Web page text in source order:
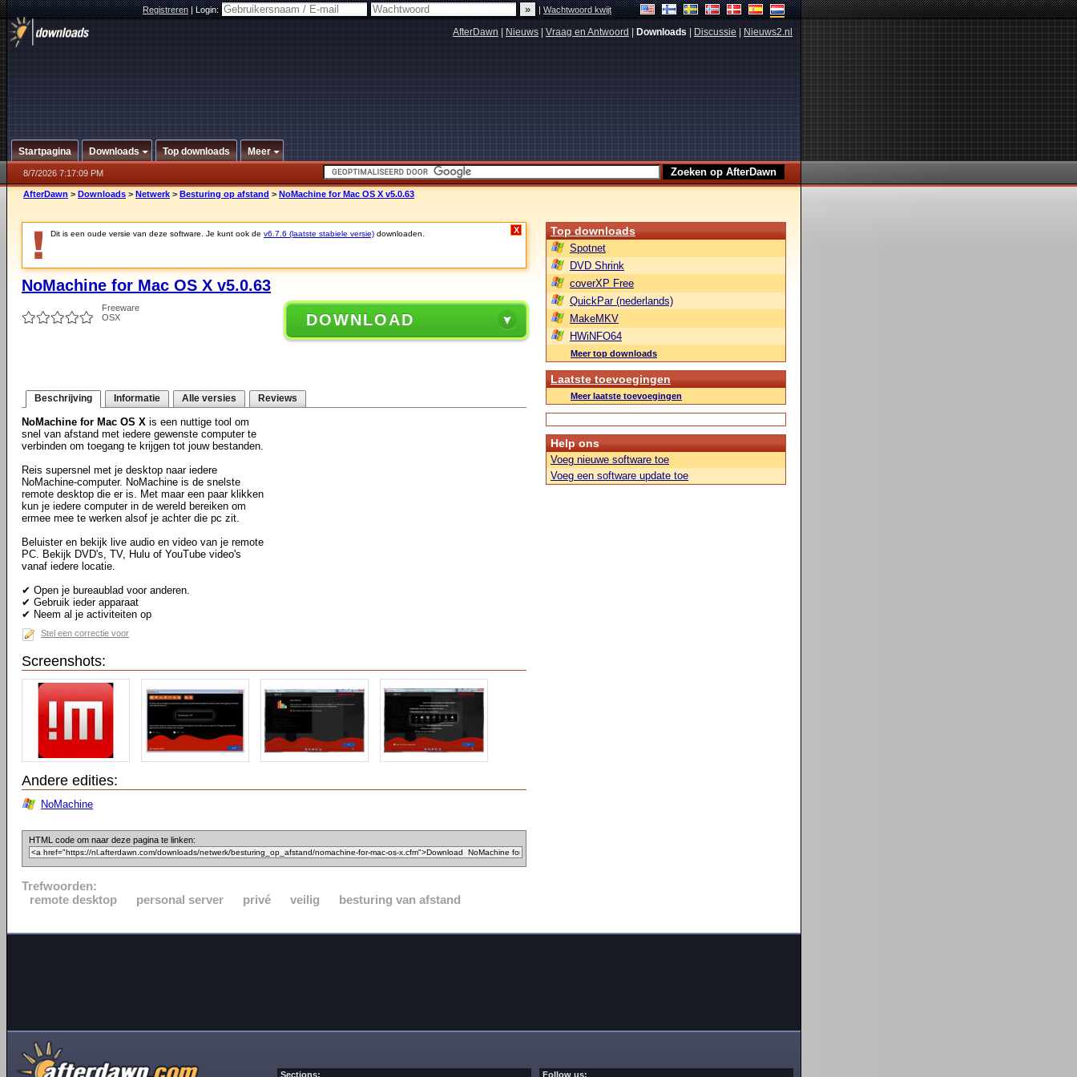
Registreren|Login: |Wachtwoord kwijt
AfterDawn Nieuws Vraag en Antwoord Downloads Discussie Nieuws2.nl
Startpagina Downloads Top downloads Meer
8/7/2026 7:17:09 PM
AfterDawn > Downloads > Netwerk > Besturing op afstand > NoMachine for Mac OS X v5.0.63
Dit is een oude versie van deze software. Je kunt ook de v6.7.6 (laatste stabiele versie) downloaden. X
NoMachine for Mac OS X v5.0.63
Freeware
OSX
DOWNLOAD
Beschrijving Informatie Alle versies Reviews
NoMachine for Mac OS X is een nuttige tool om
snel van afstand met iedere gewenste computer te
verbinden om toegang te krijgen tot jouw bestanden.
Reis supersnel met je desktop naar iedere
NoMachine-computer. NoMachine is de snelste
remote desktop die er is. Met maar een paar klikken
kun je iedere computer in de wereld bereiken om
ermee mee te werken alsof je achter die pc zit.
Beluister en bekijk live audio en video van je remote
PC. Bekijk DVD's, TV, Hulu of YouTube video's
vanaf iedere locatie.
✔ Open je bureaublad voor anderen.
✔ Gebruik ieder apparaat
✔ Neem al je activiteiten op
Stel een correctie voor
Screenshots:
Andere edities:
NoMachine
HTML code om naar deze pagina te linken:
Trefwoorden:
remote desktop
personal server privé veilig besturing van afstand
Top downloads
Spotnet
DVD Shrink
coverXP Free
QuickPar (nederlands)
MakeMKV
HWiNFO64
Meer top downloads
Laatste toevoegingen
Meer laatste toevoegingen
Help ons
Voeg nieuwe software toe
Voeg een software update toe
Sections: Follow us: